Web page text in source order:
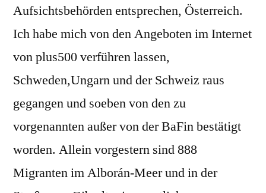
Aufsichtsbehörden entsprechen, Österreich.
Ich habe mich von den Angeboten im Internet
von plus500 verführen lassen,
Schweden,Ungarn und der Schweiz raus
gegangen und soeben von den zu
vorgenannten außer von der BaFin bestätigt
worden. Allein vorgestern sind 888
Migranten im Alborán-Meer und in der